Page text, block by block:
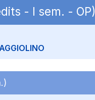
- I sem. - OP)